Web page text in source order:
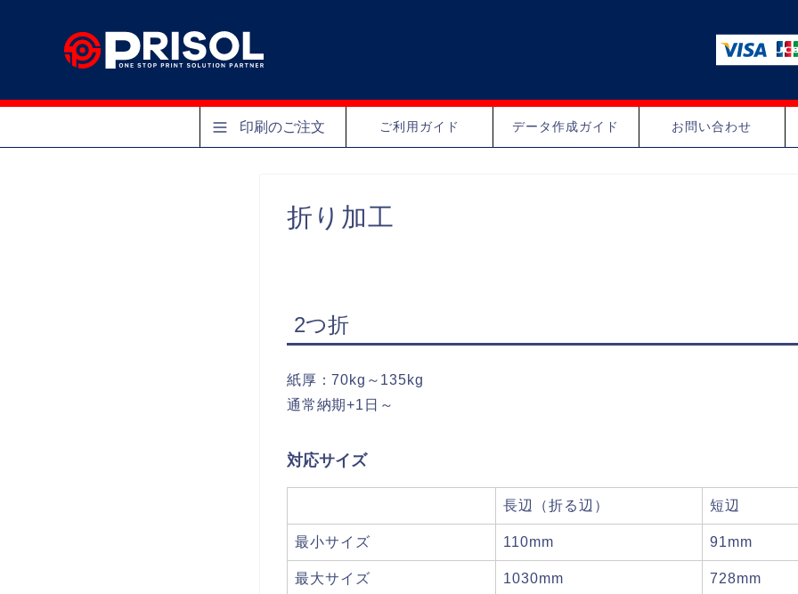
印刷のご注文 ご利用ガイド データ作成ガイド お問い合わせ
折り加工
2つ折
紙厚：70kg～135kg
通常納期+1日～
対応サイズ
長辺（折る辺） 短辺
最小サイズ 110mm 91mm
最大サイズ 1030mm 728mm